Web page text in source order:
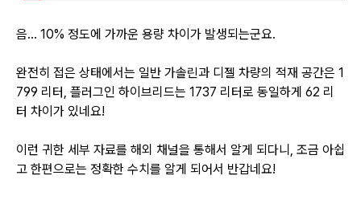
음... 10% 정도에 가까운 용량 차이가 발생되는군요.
완전히 접은 상태에서는 일반 가솔린과 디젤 차량의 적재 공간은 1
799 리터, 플러그인 하이브리드는 1737 리터로 동일하게 62 리
터 차이가 있네요!
이런 귀한 세부 자료를 해외 채널을 통해서 알게 되다니, 조금 아쉽
고 한편으로는 정확한 수치를 알게 되어서 반갑네요!